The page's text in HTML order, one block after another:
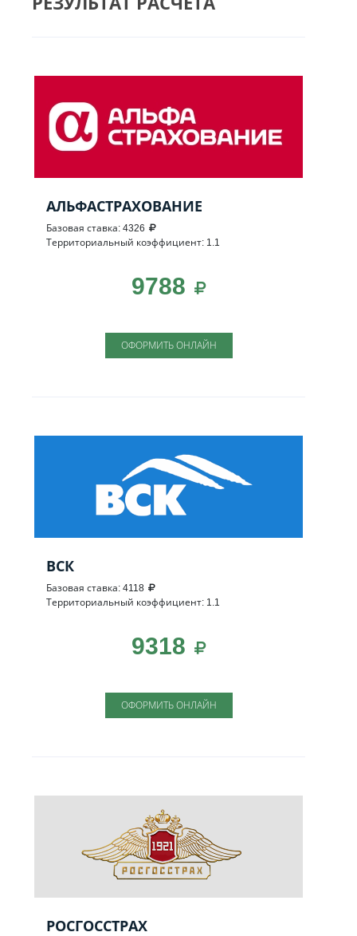
АЛЬФАСТРАХОВАНИЕ
Базовая ставка: 4326
Территориальный коэффициент: 1.1
9788
ОФОРМИТЬ ОНЛАЙН
ВСК
Базовая ставка: 4118
Территориальный коэффициент: 1.1
9318
ОФОРМИТЬ ОНЛАЙН
РОСГОССТРАХ